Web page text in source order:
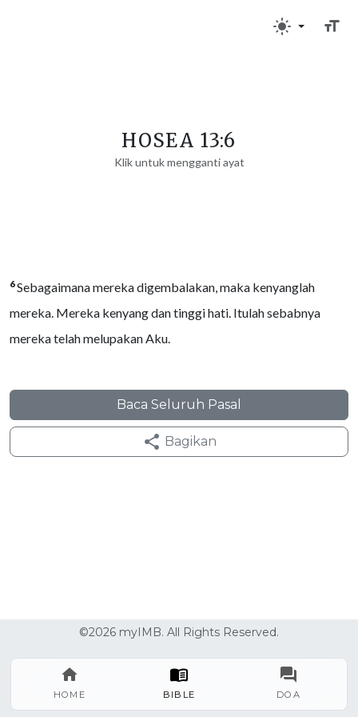
HOME BIBLE DOA
HOSEA 13:6
Klik untuk mengganti ayat
6Sebagaimana mereka digembalakan, maka kenyanglah
mereka. Mereka kenyang dan tinggi hati. Itulah sebabnya
mereka telah melupakan Aku.
Baca Seluruh Pasal
Bagikan
©2026 myIMB. All Rights Reserved.